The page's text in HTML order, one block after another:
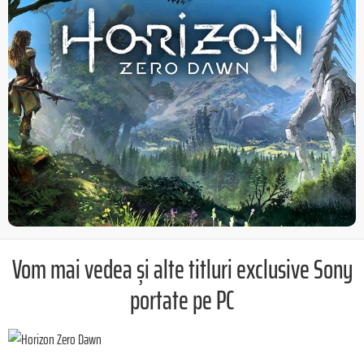
Vom mai vedea și alte titluri exclusive Sony
portate pe PC